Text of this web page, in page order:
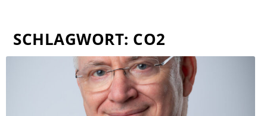
SCHLAGWORT: CO2